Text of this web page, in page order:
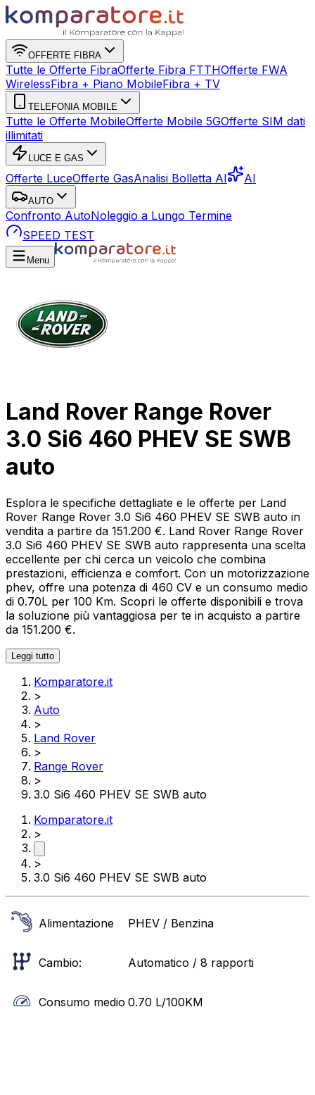
OFFERTE FIBRA
Tutte le Offerte FibraOfferte Fibra FTTHOfferte FWA
WirelessFibra + Piano MobileFibra + TV
TELEFONIA MOBILE
Tutte le Offerte MobileOfferte Mobile 5GOfferte SIM dati
illimitati
LUCE E GAS
Offerte LuceOfferte GasAnalisi Bolletta AI AI
AUTO
Confronto AutoNoleggio a Lungo Termine
SPEED TEST
Menu
Land Rover Range Rover
3.0 Si6 460 PHEV SE SWB
auto
Esplora le specifiche dettagliate e le offerte per Land
Rover Range Rover 3.0 Si6 460 PHEV SE SWB auto in
vendita a partire da 151.200 €. Land Rover Range Rover
3.0 Si6 460 PHEV SE SWB auto rappresenta una scelta
eccellente per chi cerca un veicolo che combina
prestazioni, efficienza e comfort. Con un motorizzazione
phev, offre una potenza di 460 CV e un consumo medio
di 0.70L per 100 Km. Scopri le offerte disponibili e trova
la soluzione più vantaggiosa per te in acquisto a partire
da 151.200 €.
Leggi tutto
Komparatore.it
>
Auto
>
Land Rover
>
Range Rover
>
3.0 Si6 460 PHEV SE SWB auto
Komparatore.it
>
>
3.0 Si6 460 PHEV SE SWB auto
Alimentazione PHEV / Benzina
Cambio: Automatico / 8 rapporti
Consumo medio 0.70 L/100KM